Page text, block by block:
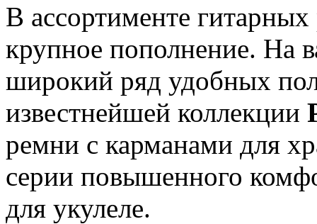
В ассортименте
крупное пополнение. На
широкий ряд удобных
известнейшей коллекции
ремни с карманами для
серии повышенного
для укулеле.